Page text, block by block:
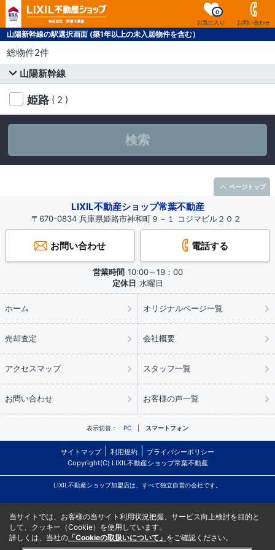
お気に入り
0
お問い合わせ
山陽新幹線の駅選択画面 (築1年以上の未入居物件を含む）
総物件2件
山陽新幹線
姫路 ( 2 )
検索
LIXIL不動産ショップ常葉不動産
〒670-0834 兵庫県姫路市神和町９－１ コジマビル２０２
お問い合わせ 電話する
営業時間 10:00～19：00
定休日 水曜日
ホーム オリジナルページ一覧
売却査定 会社概要
アクセスマップ スタッフ一覧
お問い合わせ お客様の声一覧
表示切替： PC スマートフォン
サイトマップ 利用規約
プライバシーポリシー
Copyright(C) LIXIL不動産ショップ常葉不動産
LIXIL不動産ショップ加盟店は、すべて独立自営の会社です。
ページトップ
当サイトでは、お客様の当サイト利用状況把握、サービス向上検討を目的と
して、クッキー（Cookie）を使用しています。
詳しくは、当社の 「Cookieの取扱いについて」 をご確認ください。